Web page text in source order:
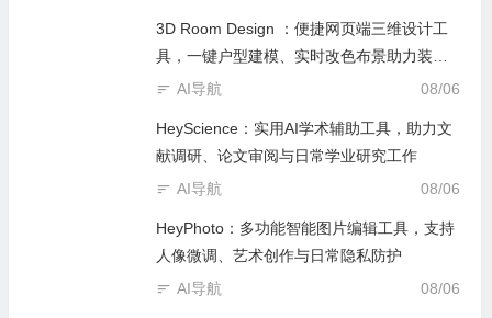
3D Room Design ：便捷网页端三维设计工
具，一键户型建模、实时改色布景助力装修
设计
08/06
AI导航
HeyScience：实用AI学术辅助工具，助力文
献调研、论文审阅与日常学业研究工作
08/06
AI导航
HeyPhoto：多功能智能图片编辑工具，支持
人像微调、艺术创作与日常隐私防护
08/06
AI导航